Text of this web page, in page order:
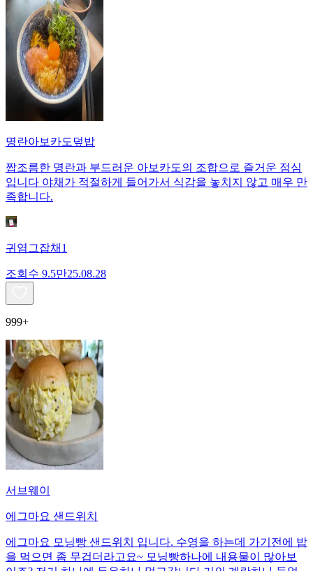
명란아보카도덮밥
짭조름한 명란과 부드러운 아보카도의 조합으로 즐거운 점심
입니다 야채가 적절하게 들어가서 식감을 놓치지 않고 매우 만
족합니다.
귀염그잡채1
조회수 9.5만25.08.28
999+
서브웨이
에그마요 샌드위치
에그마요 모닝빵 샌드위치 입니다. 수영을 하는데 가기전에 밥
을 먹으면 좀 무겁더라고요~ 모닝빵하나에 내용물이 많아보